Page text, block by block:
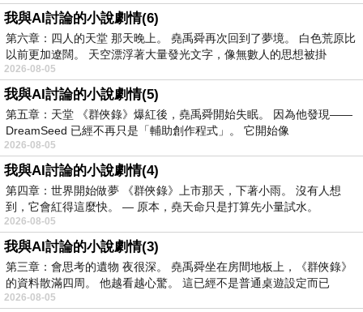
我與AI討論的小說劇情(6)
第六章：四人的天堂 那天晚上。 堯禹舜再次回到了夢境。 白色荒原比
以前更加遼闊。 天空漂浮著大量發光文字，像無數人的思想被掛
2026-08-05
我與AI討論的小說劇情(5)
第五章：天堂 《群俠錄》爆紅後，堯禹舜開始失眠。 因為他發現——
DreamSeed 已經不再只是「輔助創作程式」。 它開始像
2026-08-05
我與AI討論的小說劇情(4)
第四章：世界開始做夢 《群俠錄》上市那天，下著小雨。 沒有人想
到，它會紅得這麼快。 — 原本，堯天命只是打算先小量試水。
2026-08-05
我與AI討論的小說劇情(3)
第三章：會思考的遺物 夜很深。 堯禹舜坐在房間地板上，《群俠錄》
的資料散滿四周。 他越看越心驚。 這已經不是普通桌遊設定而已
2026-08-05